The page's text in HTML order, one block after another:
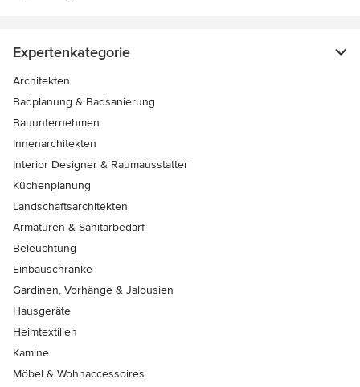
Expertenkategorie
Architekten
Badplanung & Badsanierung
Bauunternehmen
Innenarchitekten
Interior Designer & Raumausstatter
Küchenplanung
Landschaftsarchitekten
Armaturen & Sanitärbedarf
Beleuchtung
Einbauschränke
Gardinen, Vorhänge & Jalousien
Hausgeräte
Heimtextilien
Kamine
Möbel & Wohnaccessoires